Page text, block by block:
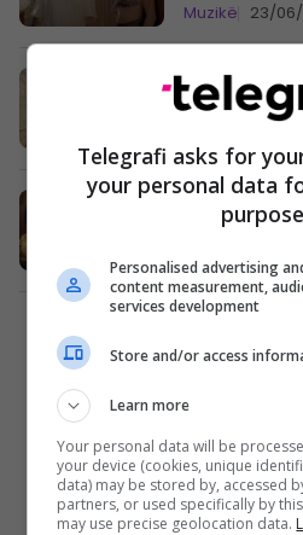
Muzikë 23/
Genc
Muzikë 05/
Telegrafi asks for
your personal data
Personalised advertising
content measurement,
services development
Store and/or access
Learn more
Your personal data will be
your device (cookies, unique
data) may be stored by, accessed
partners, or used specifically by
may use precise geolocation data.